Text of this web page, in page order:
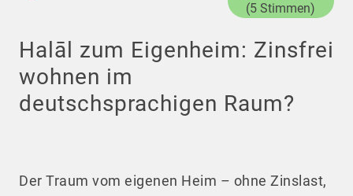
(5 Stimmen)
Halāl zum Eigenheim: Zinsfrei
wohnen im
deutschsprachigen Raum?
Der Traum vom eigenen Heim – ohne Zinslast,